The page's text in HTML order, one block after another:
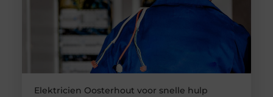
Elektricien Oosterhout voor snelle hulp